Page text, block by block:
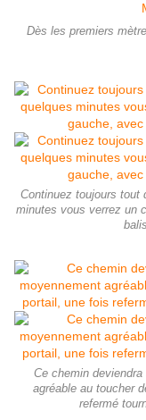
Dès les premiers
Continuez toujours tout
minutes vous verrez un
Ce chemin
agréable au toucher
refermé